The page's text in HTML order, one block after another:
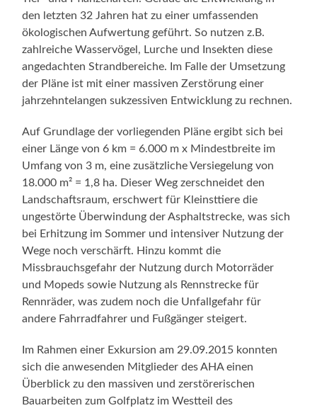
den letzten 32 Jahren hat zu einer umfassenden
ökologischen Aufwertung geführt. So nutzen z.B.
zahlreiche Wasservögel, Lurche und Insekten diese
angedachten Strandbereiche. Im Falle der Umsetzung
der Pläne ist mit einer massiven Zerstörung einer
jahrzehntelangen sukzessiven Entwicklung zu rechnen.
Auf Grundlage der vorliegenden Pläne ergibt sich bei
einer Länge von 6 km = 6.000 m x Mindestbreite im
Umfang von 3 m, eine zusätzliche Versiegelung von
18.000 m² = 1,8 ha. Dieser Weg zerschneidet den
Landschaftsraum, erschwert für Kleinsttiere die
ungestörte Überwindung der Asphaltstrecke, was sich
bei Erhitzung im Sommer und intensiver Nutzung der
Wege noch verschärft. Hinzu kommt die
Missbrauchsgefahr der Nutzung durch Motorräder
und Mopeds sowie Nutzung als Rennstrecke für
Rennräder, was zudem noch die Unfallgefahr für
andere Fahrradfahrer und Fußgänger steigert.
Im Rahmen einer Exkursion am 29.09.2015 konnten
sich die anwesenden Mitglieder des AHA einen
Überblick zu den massiven und zerstörerischen
Bauarbeiten zum Golfplatz im Westteil des